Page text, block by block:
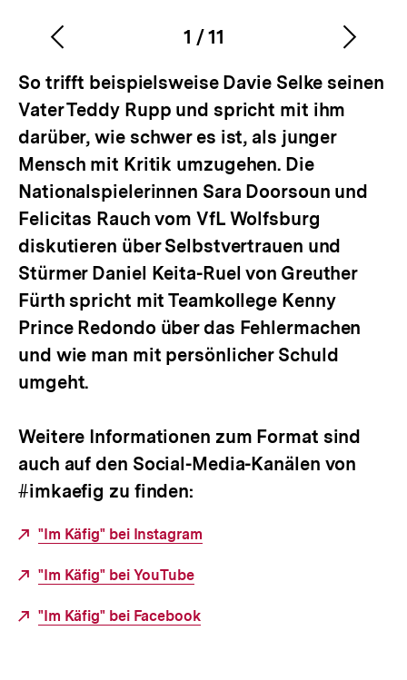
Karussellinhalt
1
von
/11
Vorherigen
Inhalt
anzeigen
Inhalt
So trifft beispielsweise Davie Selke seinen
Vater Teddy Rupp und spricht mit ihm
darüber, wie schwer es ist, als junger
Mensch mit Kritik umzugehen. Die
Nationalspielerinnen Sara Doorsoun und
Felicitas Rauch vom VfL Wolfsburg
diskutieren über Selbstvertrauen und
Stürmer Daniel Keita-Ruel von Greuther
Fürth spricht mit Teamkollege Kenny
Prince Redondo über das Fehlermachen
und wie man mit persönlicher Schuld
umgeht.
Weitere Informationen zum Format sind
auch auf den Social-Media-Kanälen von
#imkaefig zu finden:
Externer
"Im Käfig" bei Instagram
Externer
"Im Käfig" bei YouTube
Externer
"Im Käfig" bei Facebook